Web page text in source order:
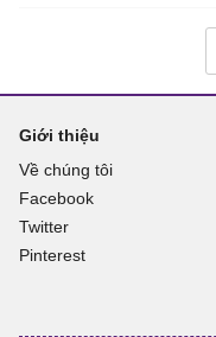
Giới thiệu
Về chúng tôi
Facebook
Twitter
Pinterest